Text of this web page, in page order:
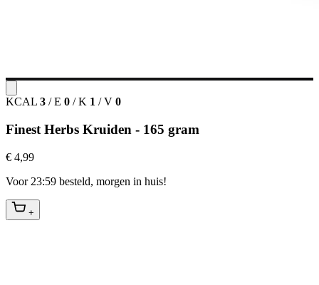
KCAL 3 / E 0 / K 1 / V 0
Finest Herbs Kruiden - 165 gram
€ 4,99
Voor 23:59 besteld, morgen in huis!
+